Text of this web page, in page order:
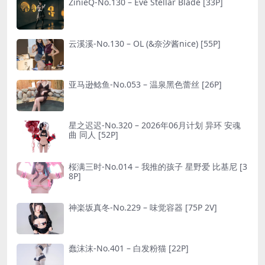
ZinieQ-No.130 – Eve Stellar Blade [33P]
云溪溪-No.130 – OL (&奈汐酱nice) [55P]
亚马逊鲶鱼-No.053 – 温泉黑色蕾丝 [26P]
星之迟迟-No.320 – 2026年06月计划 异环 安魂
曲 同人 [52P]
桜满三时-No.014 – 我推的孩子 星野爱 比基尼 [3
8P]
神楽坂真冬-No.229 – 味觉容器 [75P 2V]
蠢沫沫-No.401 – 白发粉猫 [22P]